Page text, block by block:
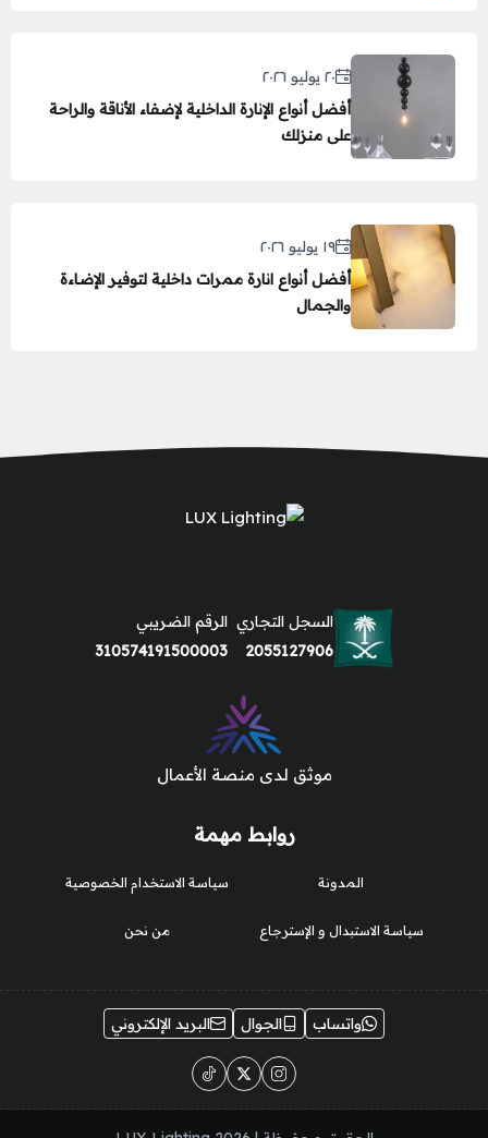
٢٠ يوليو ٢٠٢٦
أفضل أنواع الإنارة الداخلية لإضفاء الأناقة والراحة
على منزلك
١٩ يوليو ٢٠٢٦
أفضل أنواع انارة ممرات داخلية لتوفير الإضاءة
والجمال
روابط مهمة
المدونة
سياسة الاستبدال و الإسترجاع
سياسة الاستخدام الخصوصية
من نحن
السجل التجاري
2055127906
الرقم الضريبي
310574191500003
موثق لدى منصة الأعمال
واتساب الجوال البريد الإلكتروني